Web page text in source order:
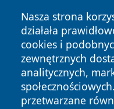
Nasza strona
działała
cookies i
zewnętrznych
analitycznych,
przetwarzane
Copyright © 2026
zastrzeżone.